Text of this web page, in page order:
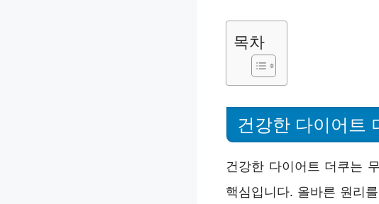
목차
건강한 다이어트
건강한 다이어트 더쿠는
핵심입니다. 올바른 원리